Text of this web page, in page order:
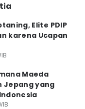
Elite PDIP
karena Ucapan
Maeda
Jepang yang